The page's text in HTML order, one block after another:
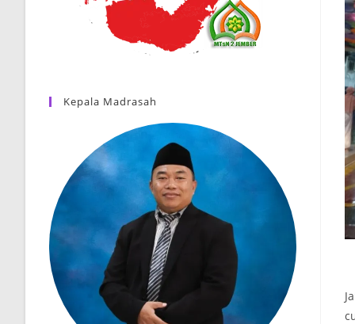
Kepala Madrasah